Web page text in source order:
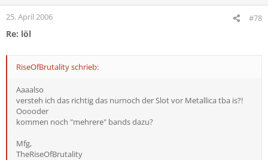
25. April 2006 #78
Re: löl
RiseOfBrutality schrieb:
Aaaalso
versteh ich das richtig das nurnoch der Slot vor Metallica tba is?!
Ooooder
kommen noch "mehrere" bands dazu?
Mfg,
TheRiseOfBrutality